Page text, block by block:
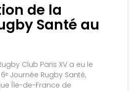
de la
Santé au
Club Paris XV a eu le
Journée Rugby Santé,
Île-de-France de